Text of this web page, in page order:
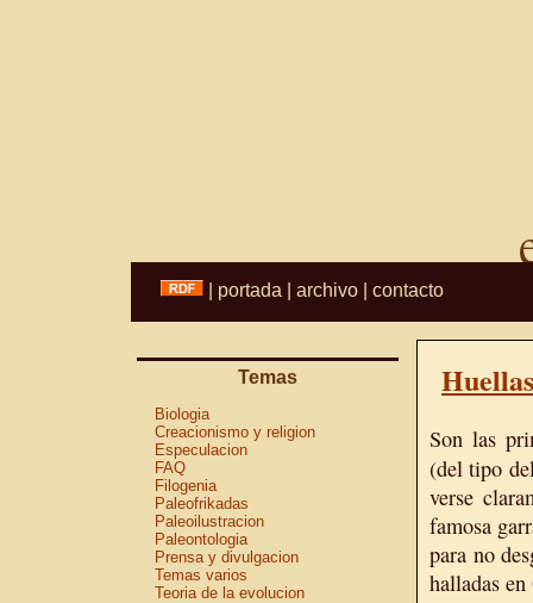
portada archivo contacto
Temas
Biologia
Creacionismo y religion
Especulacion
FAQ
Filogenia
Paleofrikadas
Paleoilustracion
Paleontologia
Prensa y divulgacion
Temas varios
Teoria de la evolucion
Son las
(del tipo
verse
famosa
para no
halladas